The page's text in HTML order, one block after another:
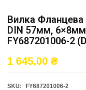
Вилка
DIN 57мм,
FY687201006-2
1 645,00 ₴
SKU: FY687201006-2